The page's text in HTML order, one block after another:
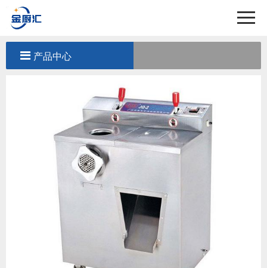
关于我们
产品中心
工程案例
新闻中心
产品中心